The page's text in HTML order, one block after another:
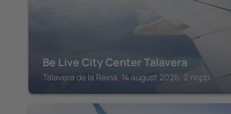
Be Live City Center Talavera
Talavera de la Reina, 14 august 2026, 2 nopți